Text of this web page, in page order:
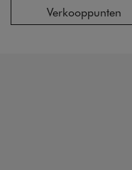
Verkooppunten